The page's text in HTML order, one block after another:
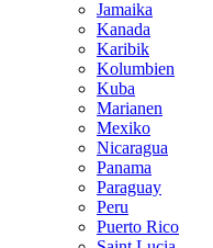
Jamaika
Kanada
Karibik
Kolumbien
Kuba
Marianen
Mexiko
Nicaragua
Panama
Paraguay
Peru
Puerto Rico